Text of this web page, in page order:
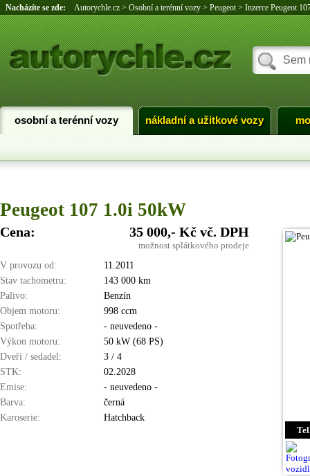
Nacházíte se zde: Autorychle.cz > Osobní a terénní vozy > Peugeot> Inzerce Peugeot
osobní a terénní vozy nákladní a užitkové vozy
Peugeot 107 1.0i 50kW
Cena: 35 000,- Kč vč. DPH
možnost splátkového prodeje
V provozu od:
11.2011
Stav tachometru:
143 000 km
Palivo:
Benzín
Objem motoru:
998 ccm
Spotřeba:
- neuvedeno -
Výkon motoru:
50 kW (68 PS)
Dveří / sedadel:
3 / 4
STK:
02.2028
Emise:
- neuvedeno -
Barva:
černá
Karoserie:
Hatchback